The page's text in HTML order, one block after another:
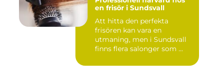
en frisör i Sundsvall
Att hitta den perfekta
frisören kan vara en
utmaning, men i Sundsvall
finns flera salonger som ...